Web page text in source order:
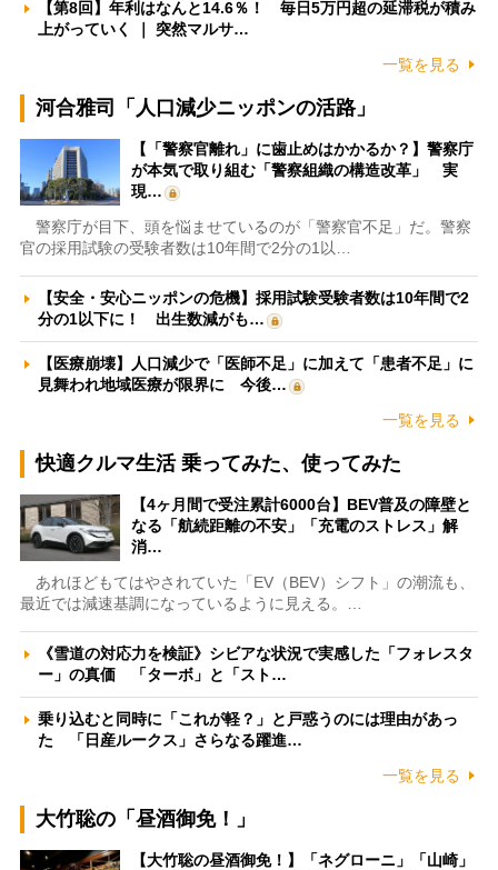
【第8回】年利はなんと14.6％！ 毎日5万円超の延滞税が積み
上がっていく ｜ 突然マルサ…
一覧を見る
河合雅司「人口減少ニッポンの活路」
【「警察官離れ」に歯止めはかかるか？】警察庁
が本気で取り組む「警察組織の構造改革」 実
現…
警察庁が目下、頭を悩ませているのが「警察官不足」だ。警察
官の採用試験の受験者数は10年間で2分の1以…
【安全・安心ニッポンの危機】採用試験受験者数は10年間で2
分の1以下に！ 出生数減がも…
【医療崩壊】人口減少で「医師不足」に加えて「患者不足」に
見舞われ地域医療が限界に 今後…
一覧を見る
快適クルマ生活 乗ってみた、使ってみた
【4ヶ月間で受注累計6000台】BEV普及の障壁と
なる「航続距離の不安」「充電のストレス」解
消…
あれほどもてはやされていた「EV（BEV）シフト」の潮流も、
最近では減速基調になっているように見える。…
《雪道の対応力を検証》シビアな状況で実感した「フォレスタ
ー」の真価 「ターボ」と「スト…
乗り込むと同時に「これが軽？」と戸惑うのには理由があっ
た 「日産ルークス」さらなる躍進…
一覧を見る
大竹聡の「昼酒御免！」
【大竹聡の昼酒御免！】「ネグローニ」「山崎」